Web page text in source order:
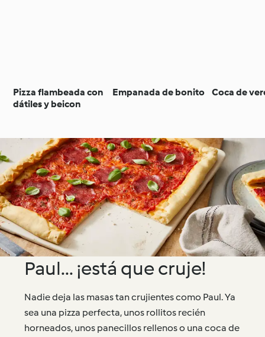
Pizza flambeada con
dátiles y beicon
Empanada de bonito Coca de
Paul... ¡está que cruje!
Nadie deja las masas tan crujientes como Paul. Ya
sea una pizza perfecta, unos rollitos recién
horneados, unos panecillos rellenos o una coca de